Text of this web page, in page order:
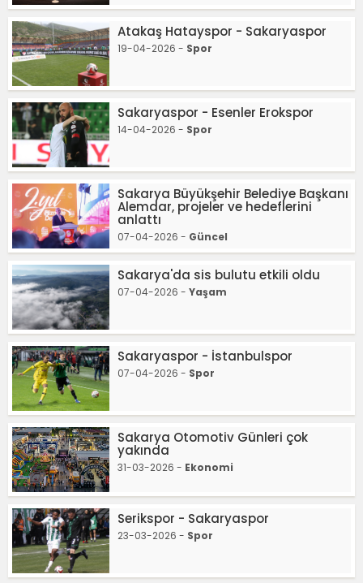
Atakaş Hatayspor - Sakaryaspor
19-04-2026 - Spor
Sakaryaspor - Esenler Erokspor
14-04-2026 - Spor
Sakarya Büyükşehir Belediye Başkanı
Alemdar, projeler ve hedeflerini
anlattı
07-04-2026 - Güncel
Sakarya'da sis bulutu etkili oldu
07-04-2026 - Yaşam
Sakaryaspor - İstanbulspor
07-04-2026 - Spor
Sakarya Otomotiv Günleri çok
yakında
31-03-2026 - Ekonomi
Serikspor - Sakaryaspor
23-03-2026 - Spor